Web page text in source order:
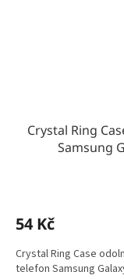
Crystal Ring
Samsung
54 Kč
Crystal Ring Case
telefon Samsung